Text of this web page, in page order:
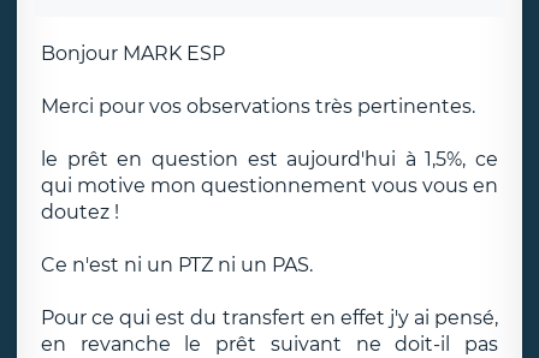
Bonjour MARK ESP
Merci pour vos observations très pertinentes.
le prêt en question est aujourd'hui à 1,5%, ce
qui motive mon questionnement vous vous en
doutez !
Ce n'est ni un PTZ ni un PAS.
Pour ce qui est du transfert en effet j'y ai pensé,
en revanche le prêt suivant ne doit-il pas